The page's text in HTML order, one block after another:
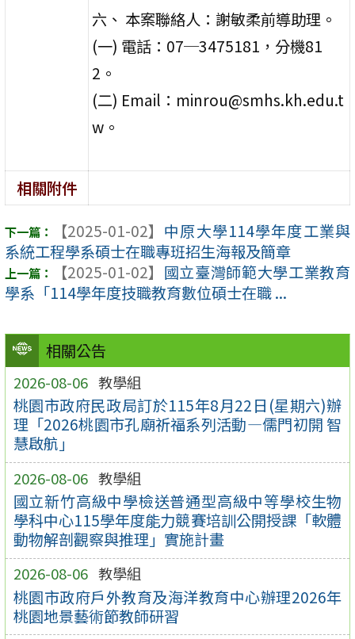
相關公告
2026-08-06 教學組
桃園市政府民政局訂於115年8月22日(星期六)辦
理「2026桃園市孔廟祈福系列活動—儒門初開 智
慧啟航」
2026-08-06 教學組
國立新竹高級中學檢送普通型高級中等學校生物
學科中心115學年度能力競賽培訓公開授課「軟體
動物解剖觀察與推理」實施計畫
2026-08-06 教學組
桃園市政府戶外教育及海洋教育中心辦理2026年
桃園地景藝術節教師研習
六、 本案聯絡人：謝敏柔前導助理。
(一) 電話：07─3475181，分機81
2。
(二) Email：minrou@smhs.kh.edu.t
w。
相關附件
【2025-01-02】 中原大學114學年度工業與
系統工程學系碩士在職專班招生海報及簡章
【2025-01-02】 國立臺灣師範大學工業教育
學系「114學年度技職教育數位碩士在職 ...